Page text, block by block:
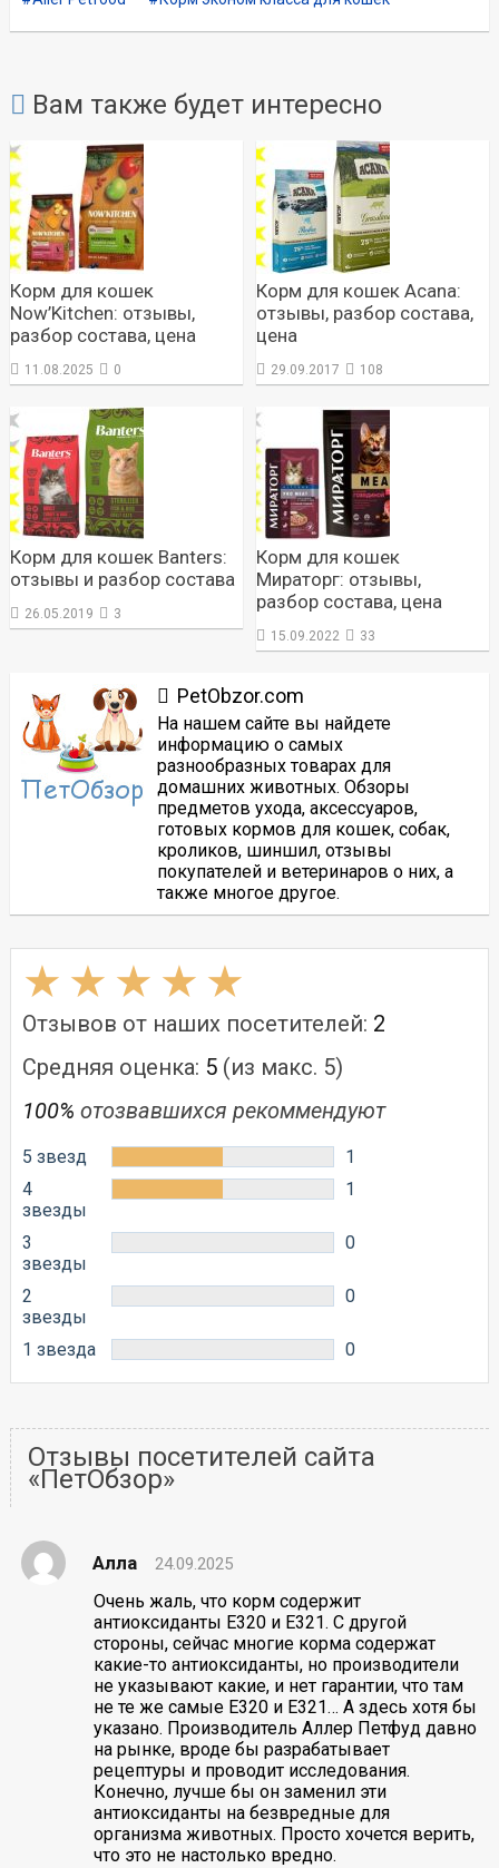
Вам также будет интересно
Корм для кошек
Now’Kitchen: отзывы,
разбор состава, цена
11.08.2025 0
Корм для кошек Acana:
отзывы, разбор состава,
цена
29.09.2017 108
Корм для кошек Banters:
отзывы и разбор состава
26.05.2019 3
Корм для кошек
Мираторг: отзывы,
разбор состава, цена
15.09.2022 33
PetObzor.com
На нашем сайте вы найдете
информацию о самых
разнообразных товарах для
домашних животных. Обзоры
предметов ухода, аксессуаров,
готовых кормов для кошек, собак,
кроликов, шиншил, отзывы
покупателей и ветеринаров о них, а
также многое другое.
Отзывов от наших посетителей: 2
Средняя оценка: 5(из макс. 5)
100% отозвавшихся рекоммендуют
5 звезд
1
4
звезды
1
3
звезды
0
2
звезды
0
1 звезда 0
Отзывы посетителей сайта
«ПетОбзор»
Алла 24.09.2025
Очень жаль, что корм содержит
антиоксиданты Е320 и Е321. С другой
стороны, сейчас многие корма содержат
какие-то антиоксиданты, но производители
не указывают какие, и нет гарантии, что там
не те же самые Е320 и Е321… А здесь хотя бы
указано. Производитель Аллер Петфуд давно
на рынке, вроде бы разрабатывает
рецептуры и проводит исследования.
Конечно, лучше бы он заменил эти
антиоксиданты на безвредные для
организма животных. Просто хочется верить,
что это не настолько вредно.